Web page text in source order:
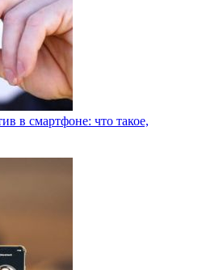
в смартфоне: что такое,